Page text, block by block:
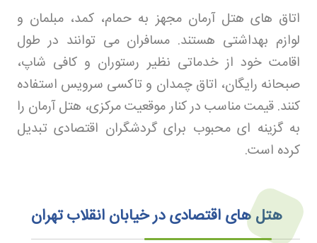
اتاق های هتل آرمان مجهز به حمام، کمد، مبلمان و
لوازم بهداشتی هستند. مسافران می توانند در طول
اقامت خود از خدماتی نظیر رستوران و کافی شاپ،
صبحانه رایگان، اتاق چمدان و تاکسی سرویس استفاده
کنند. قیمت مناسب در کنار موقعیت مرکزی، هتل آرمان را
به گزینه ای محبوب برای گردشگران اقتصادی تبدیل
کرده است.
هتل‌ های اقتصادی در خیابان انقلاب تهران